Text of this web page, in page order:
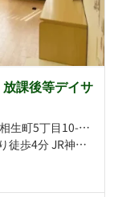
課後等デイサ
〒650-0025 兵庫県神戸市中央区相生町5丁目10-21 相生ビル204号室
神戸市海岸線 ハーバーランド駅より徒歩4分 JR神戸線 神戸駅より徒歩5分